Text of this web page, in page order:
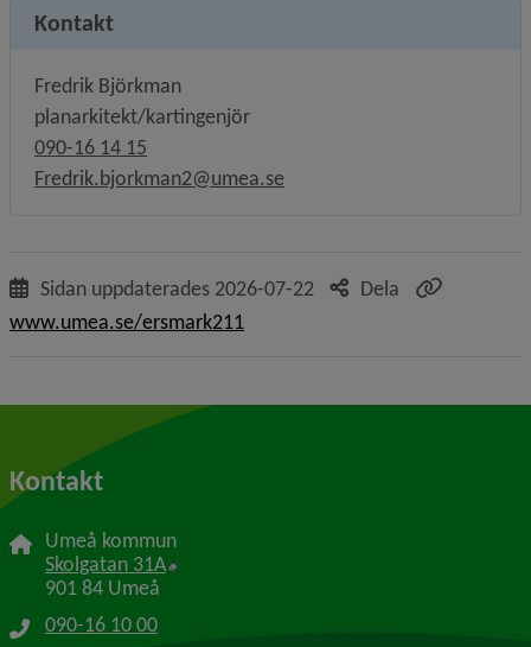
Kontakt
Fredrik Björkman
planarkitekt/kartingenjör
090-16 14 15
Fredrik.bjorkman2@umea.se
Sidan uppdaterades 2026-07-22
Dela
www.umea.se/ersmark211
Kontakt
Umeå kommun
Skolgatan 31A Länk till annan webbplats, öppnas i nytt
901 84 Umeå
090-16 10 00